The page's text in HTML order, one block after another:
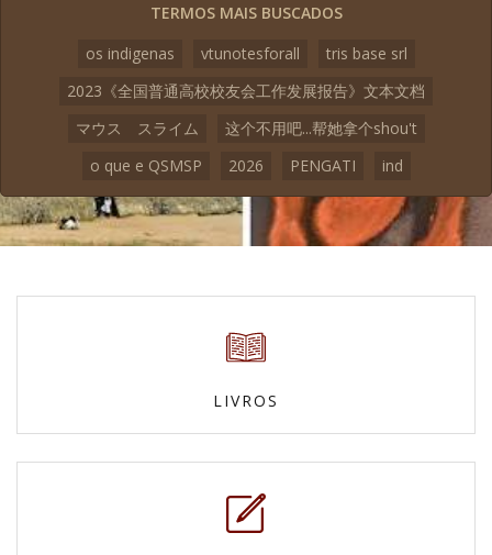
TERMOS MAIS BUSCADOS
os indigenas
vtunotesforall
tris base srl
2023《全国普通高校校友会工作发展报告》文本文档
マウス スライム
这个不用吧...帮她拿个shou't
o que e QSMSP
2026 PENGATI ind
LIVROS